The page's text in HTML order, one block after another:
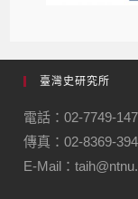
臺灣史研究所
電話：02-7749-
傳真：02-8369-
E-Mail：